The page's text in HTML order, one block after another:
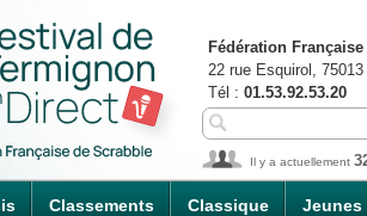
Classements Classique Jeunes
Fédération
22 rue Esquirol,
Tél : 01.53.92.53.20
Il y a actuellement